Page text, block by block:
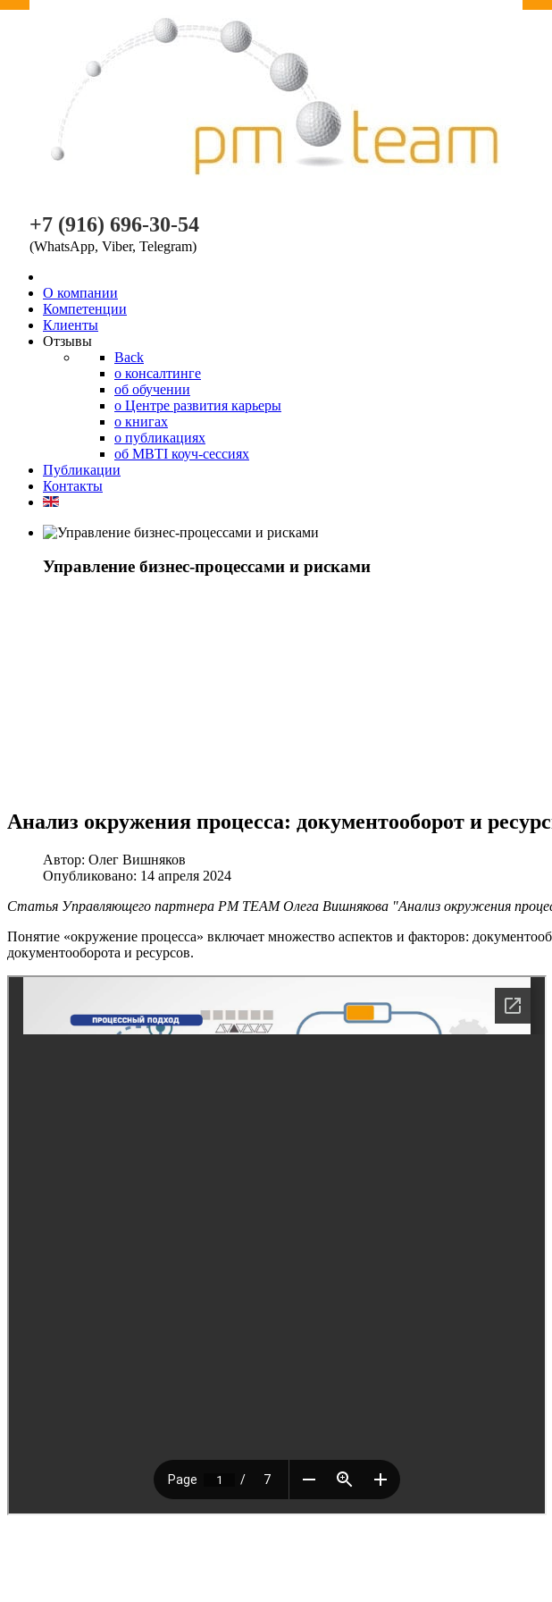
+7 (916) 696-30-54
(WhatsApp, Viber, Telegram)
O компании
Компетенции
Клиенты
Отзывы
Back
о консалтинге
об обучении
о Центре развития карьеры
о книгах
о публикациях
об MBTI коуч-сессиях
Публикации
Контакты
Управление бизнес-процессами и рисками
Анализ окружения процесса: документооборот и
Автор: Олег Вишняков
Опубликовано: 14 апреля 2024
Статья Управляющего партнера PM TEAM Олега Вишнякова "Анализ окружения
Понятие «окружение процесса» включает множество аспектов и факторов:
документооборота и ресурсов.